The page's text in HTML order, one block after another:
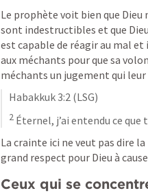
Le prophète voit bien que Dieu
sont indestructibles et que
est capable de réagir au mal
aux méchants pour que sa
méchants un jugement qui
Habakkuk 3:2 (LSG)
2 Éternel, j’ai entendu ce que
La crainte ici ne veut pas dire
grand respect pour Dieu à
Ceux qui se